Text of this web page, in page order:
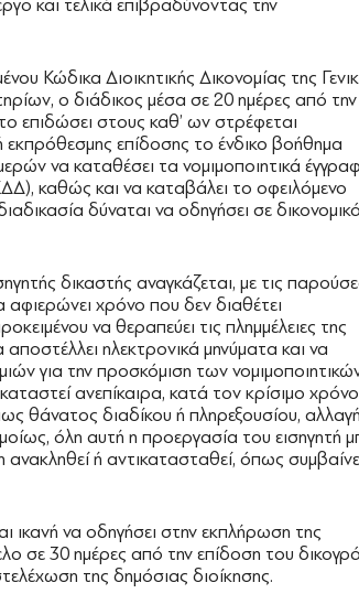
και τελικά επιβραδύνοντας την
Κώδικα Διοικητικής Δικονομίας της
ο διάδικος μέσα σε 20 ημέρες από την
επιδώσει στους καθ’ ων στρέφεται
εκπρόθεσμης επίδοσης το ένδικο βοήθημα
να καταθέσει τα νομιμοποιητικά
καθώς και να καταβάλει το οφειλόμενο
δύναται να οδηγήσει σε δικονομικά
δικαστής αναγκάζεται, με τις
χρόνο που δεν διαθέτει
να θεραπεύει τις πλημμέλειες της
αποστέλλει ηλεκτρονικά μηνύματα και να
για την προσκόμιση των
ανεπίκαιρα, κατά τον κρίσιμο
θάνατος διαδίκου ή πληρεξουσίου, αλλαγή
όλη αυτή η προεργασία του εισηγητή
ή αντικατασταθεί, όπως
ικανή να οδηγήσει στην εκπλήρωση της
σε 30 ημέρες από την επίδοση του
της δημόσιας διοίκησης.